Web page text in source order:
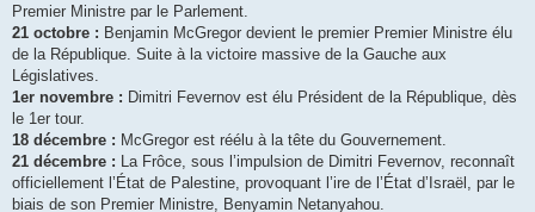
Premier Ministre par le Parlement.
21 octobre : Benjamin McGregor devient le premier Premier Ministre élu
de la République. Suite à la victoire massive de la Gauche aux
Législatives.
1er novembre : Dimitri Fevernov est élu Président de la République, dès
le 1er tour.
18 décembre : McGregor est réélu à la tête du Gouvernement.
21 décembre : La Frôce, sous l’impulsion de Dimitri Fevernov, reconnaît
officiellement l’État de Palestine, provoquant l’ire de l’État d’Israël, par le
biais de son Premier Ministre, Benyamin Netanyahou.